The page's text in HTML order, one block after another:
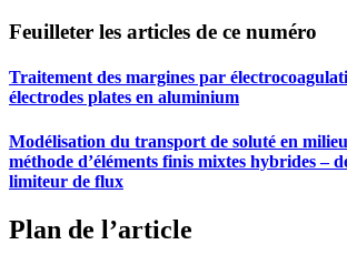
Feuilleter les articles de ce numéro
Traitement des margines par
électrodes plates en aluminium
Modélisation du transport de soluté en
méthode d’éléments finis mixtes hybrides –
limiteur de flux
Plan de l’article